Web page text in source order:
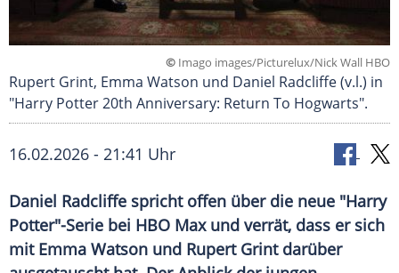
© Imago images/Picturelux/Nick Wall HBO
Rupert Grint, Emma Watson und Daniel Radcliffe (v.l.) in
"Harry Potter 20th Anniversary: Return To Hogwarts".
16.02.2026 - 21:41 Uhr
Daniel Radcliffe spricht offen über die neue "Harry
Potter"-Serie bei HBO Max und verrät, dass er sich
mit Emma Watson und Rupert Grint darüber